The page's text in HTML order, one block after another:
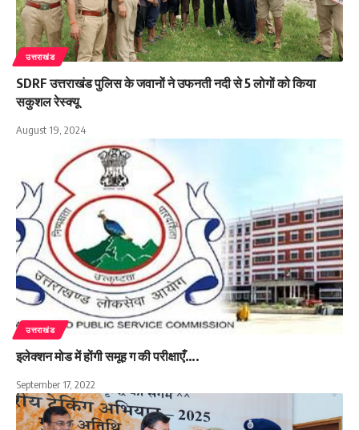
उत्तराखंड
SDRF उत्तराखंड पुलिस के जवानों ने उफनती नदी से 5 लोगों को किया
सकुशल रेस्क्यू
August 19, 2024
उत्तराखंड
इलेक्शन मोड में होंगी समूह ग की परीक्षाएँ….
September 17, 2022